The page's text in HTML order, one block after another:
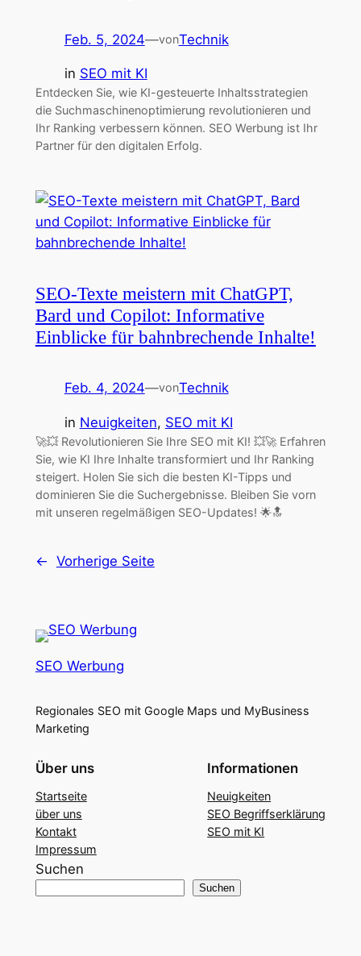
Feb. 5, 2024—vonTechnik
in SEO mit KI
Entdecken Sie, wie KI-gesteuerte Inhaltsstrategien
die Suchmaschinenoptimierung revolutionieren und
Ihr Ranking verbessern können. SEO Werbung ist Ihr
Partner für den digitalen Erfolg.
SEO-Texte meistern mit ChatGPT,
Bard und Copilot: Informative
Einblicke für bahnbrechende Inhalte!
Feb. 4, 2024—vonTechnik
in Neuigkeiten, SEO mit KI
🚀💥 Revolutionieren Sie Ihre SEO mit KI! 💥🚀 Erfahren
Sie, wie KI Ihre Inhalte transformiert und Ihr Ranking
steigert. Holen Sie sich die besten KI-Tipps und
dominieren Sie die Suchergebnisse. Bleiben Sie vorn
mit unseren regelmäßigen SEO-Updates! 🌟🔝
← Vorherige Seite
SEO Werbung
Regionales SEO mit Google Maps und MyBusiness
Marketing
Über uns
Startseite
über uns
Kontakt
Impressum
Informationen
Neuigkeiten
SEO Begriffserklärung
SEO mit KI
Suchen
Suchen